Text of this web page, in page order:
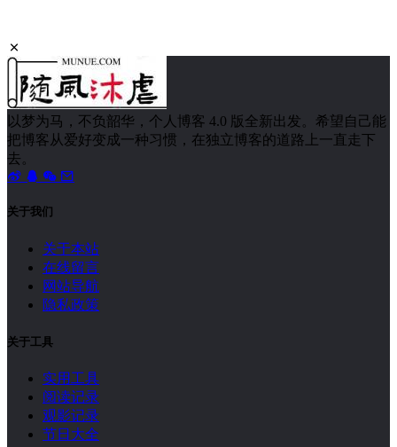
以梦为马，不负韶华，个人博客 4.0 版全新出发。希望自己能
把博客从爱好变成一种习惯，在独立博客的道路上一直走下
去。
关于我们
关于本站
在线留言
网站导航
隐私政策
关于工具
实用工具
阅读记录
观影记录
节日大全